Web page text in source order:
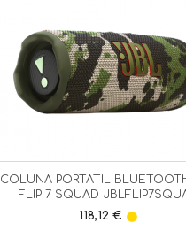
COLUNA PORTATIL
FLIP 7 SQUAD
Preço
118,12 € lens
Vista Rápida